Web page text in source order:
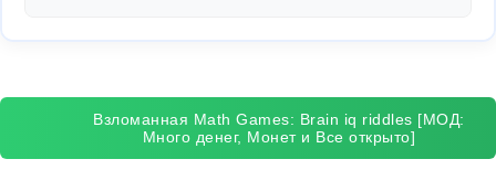
Взломанная Math Games: Brain iq riddles [МОД:
Много денег, Монет и Все открыто]